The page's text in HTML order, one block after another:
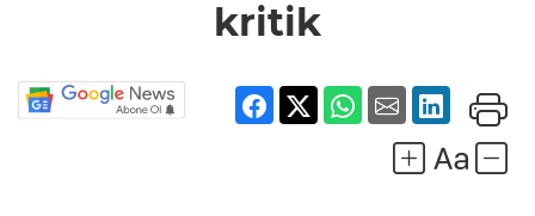
kritik